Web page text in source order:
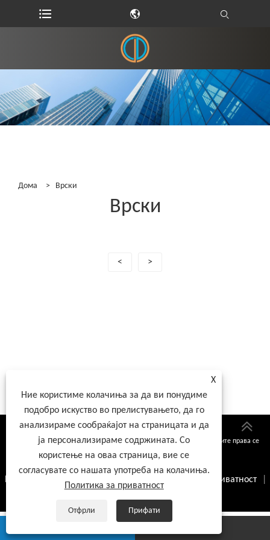
Дома > Врски
Врски
< >
Авторски права © 2026 Xiamen Lijingda Hardware Products Co., Ltd. Сите права се
задржани
Links Sitemap Политика за приватност
X
Ние користиме колачиња за да ви понудиме
подобро искуство во прелистувањето, да го
анализираме сообраќајот на страницата и да
ја персонализираме содржината. Со
користење на оваа страница, вие се
согласувате со нашата употреба на колачиња.
Политика за приватност
Отфрли Прифати